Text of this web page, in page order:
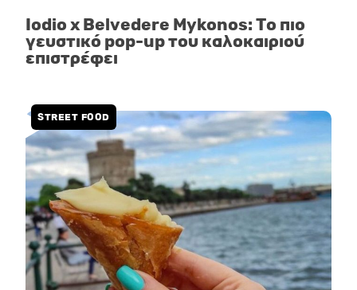
Iodio x Belvedere Mykonos: Το πιο
γευστικό pop-up του καλοκαιριού
επιστρέφει
STREET FOOD